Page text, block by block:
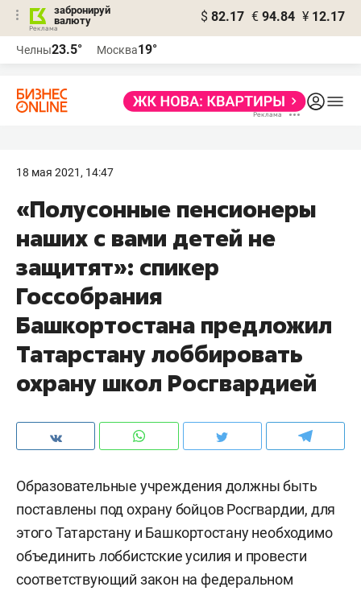
забронируй
валюту
$ 82.17 € 94.84 ¥ 12.17
Челны23.5° Москва19°
18 мая 2021, 14:47
«Полусонные пенсионеры
наших с вами детей не
защитят»: спикер
Госсобрания
Башкортостана предложил
Татарстану лоббировать
охрану школ Росгвардией
Образовательные учреждения должны быть
поставлены под охрану бойцов Росгвардии, для
этого Татарстану и Башкортостану необходимо
объединить лоббистские усилия и провести
соответствующий закон на федеральном